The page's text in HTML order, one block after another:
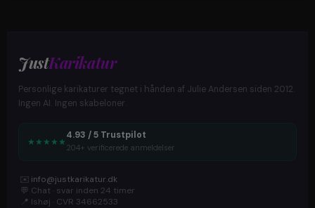
JustKarikatur
Personlige karikaturer tegnet i hånden af Julie Andersen siden 2012.
Ingen AI. Ingen skabeloner.
★ ★ ★ ★ ★
4.93 / 5 Trustpilot
204+ verificerede anmeldelser
✉️ info@justkarikatur.dk
💬 Chat · svar inden 24 timer
📍 Ishøj · CVR 34662533